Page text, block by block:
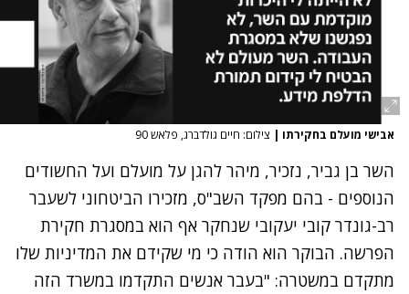
אבישי מועלם בחקירתו | צילום: חיים גולדברג, פלאש 90
השר בן גביר, נזכיר, מיהר להגן על מועלם ועל החשודים
הנוספים - בהם מפקד השב"ס, מזכירו הביטחוני לשעבר
רב-גונדר קובי יעקובי שנחקר אף הוא במסגרת חקירת
הפרשה. הבוקר הוא הודה כי מי שקידם את המדיניות שלו
מתקדם במשטרה: "בעבר אנשים התקדמו במשרד הזה